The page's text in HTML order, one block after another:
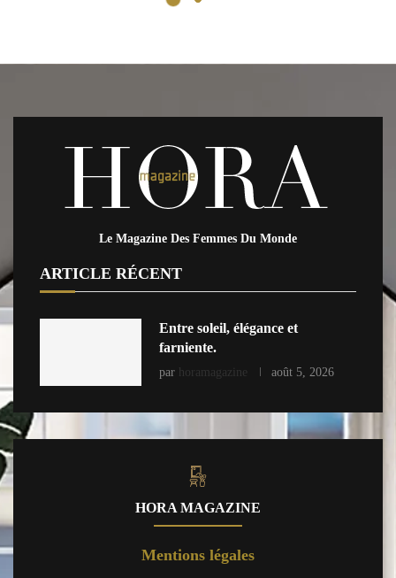
Le Magazine Des Femmes Du Monde
ARTICLE RÉCENT
Entre soleil, élégance et
farniente.
par horamagazine août 5, 2026
HORA MAGAZINE
Mentions légales